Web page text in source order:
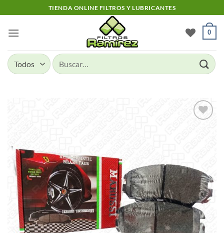
to
content
TIENDA ONLINE FILTROS Y LUBRICANTES
0
Buscar
por: